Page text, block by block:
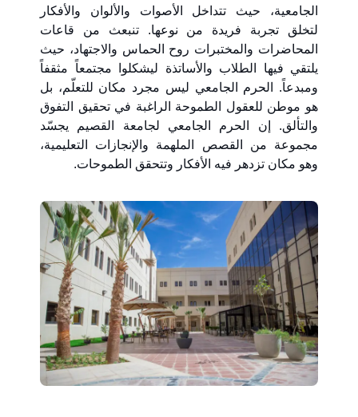
الجامعية، حيث تتداخل الأصوات والألوان والأفكار
لتخلق تجربة فريدة من نوعها. تنبعث من قاعات
المحاضرات والمختبرات روح الحماس والاجتهاد، حيث
يلتقي فيها الطلاب والأساتذة ليشكلوا مجتمعاً مثقفاً
ومبدعاً. الحرم الجامعي ليس مجرد مكان للتعلّم، بل
هو موطن للعقول الطموحة الراغبة في تحقيق التفوق
والتألق. إن الحرم الجامعي لجامعة القصيم يجسّد
مجموعة من القصص الملهمة والإنجازات التعليمية،
وهو مكان تزدهر فيه الأفكار وتتحقق الطموحات.